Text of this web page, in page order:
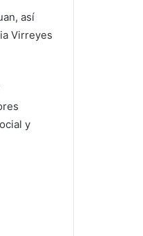
así
Virreyes
y